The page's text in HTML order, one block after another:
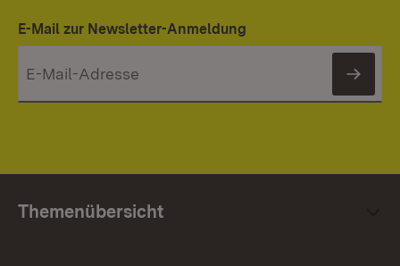
E-Mail zur Newsletter-Anmeldung
Themenübersicht